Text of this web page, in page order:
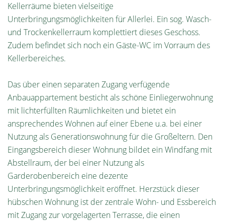
Kellerräume bieten vielseitige
Unterbringungsmöglichkeiten für Allerlei. Ein sog. Wasch-
und Trockenkellerraum komplettiert dieses Geschoss.
Zudem befindet sich noch ein Gäste-WC im Vorraum des
Kellerbereiches.
Das über einen separaten Zugang verfügende
Anbauappartement besticht als schöne Einliegerwohnung
mit lichterfüllten Räumlichkeiten und bietet ein
ansprechendes Wohnen auf einer Ebene u.a. bei einer
Nutzung als Generationswohnung für die Großeltern. Den
Eingangsbereich dieser Wohnung bildet ein Windfang mit
Abstellraum, der bei einer Nutzung als
Garderobenbereich eine dezente
Unterbringungsmöglichkeit eröffnet. Herzstück dieser
hübschen Wohnung ist der zentrale Wohn- und Essbereich
mit Zugang zur vorgelagerten Terrasse, die einen